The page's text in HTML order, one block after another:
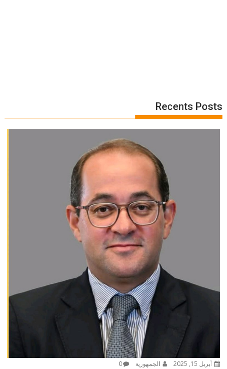
Recents Posts
أبريل 15, 2025 الجمهورية 0